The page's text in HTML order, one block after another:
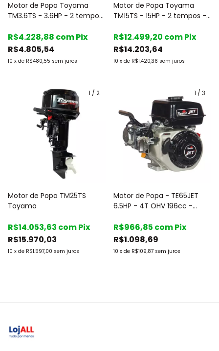
Motor de Popa Toyama
TM3.6TS - 3.6HP - 2 tempos
R$4.805,54
10 x de R$480,55 sem juros
R$4.228,88 comPix
Motor de Popa Toyama
TM15TS - 15HP - 2 tempos -
R$14.203,64
10 x de R$1.420,36 sem juros
R$12.499,20 comPix
1 / 2
Motor de Popa TM25TS
Toyama
R$15.970,03
10 x de R$1.597,00 sem juros
R$14.053,63 comPix
1 / 3
Motor de Popa - TE65JET
6.5HP - 4T OHV 196cc -
R$1.098,69
10 x de R$109,87 sem juros
R$966,85 comPix